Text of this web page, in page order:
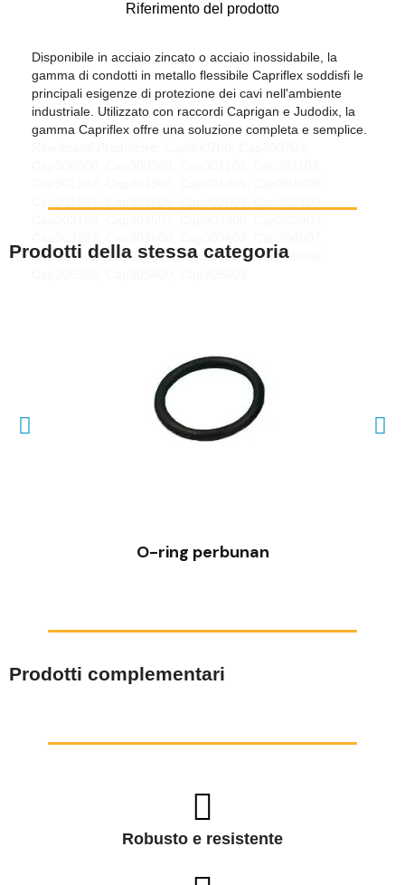
Riferimento del prodotto
Disponibile in acciaio zincato o acciaio inossidabile, la
gamma di condotti in metallo flessibile Capriflex soddisfi le
principali esigenze di protezione dei cavi nell'ambiente
industriale. Utilizzato con raccordi Caprigan e Judodix, la
gamma Capriflex offre una soluzione completa e semplice.
Cap304800, Cap304809, Cap305007, Cap305300,
Prodotti della stessa categoria
O-ring perbunan
Prodotti complementari
Robusto e resistente